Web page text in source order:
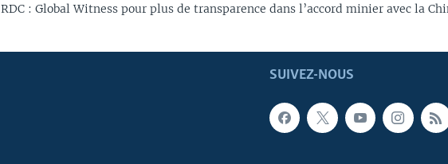
RDC : Global Witness pour plus de transparence dans l’accord minier avec la
SUIVEZ-NOUS